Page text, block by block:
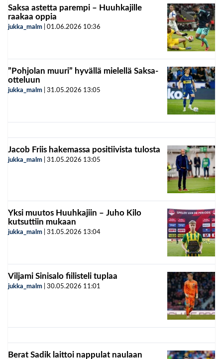
Saksa astetta parempi – Huuhkajille
raakaa oppia
jukka_malm 01.06.2026 10:36
”Pohjolan muuri” hyvällä mielellä Saksa-
otteluun
jukka_malm 31.05.2026 13:05
Jacob Friis hakemassa positiivista tulosta
jukka_malm 31.05.2026 13:05
Yksi muutos Huuhkajiin – Juho Kilo
kutsuttiin mukaan
jukka_malm 31.05.2026 13:04
Viljami Sinisalo fiilisteli tuplaa
jukka_malm 30.05.2026 11:01
Berat Sadik laittoi nappulat naulaan